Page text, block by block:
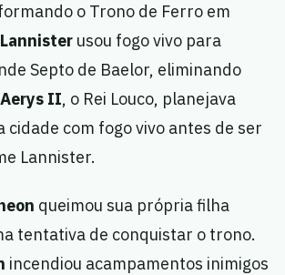
o Trono de Ferro em
usou fogo vivo para
Septo de Baelor, eliminando
Aerys II, o Rei Louco, planejava
cidade com fogo vivo antes de ser
Lannister.
queimou sua própria filha
tentativa de conquistar o trono.
incendiou acampamentos inimigos